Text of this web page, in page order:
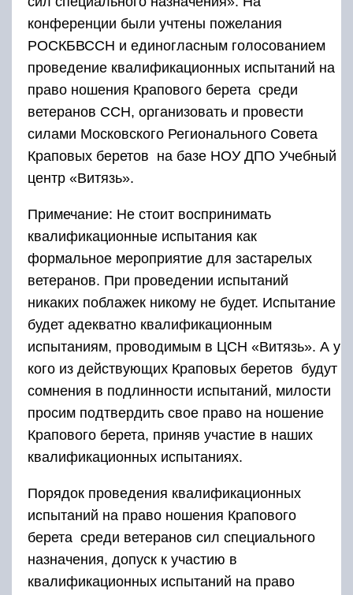
конференции были учтены пожелания
РОСКБВССН и единогласным голосованием
проведение квалификационных испытаний на
право ношения Крапового берета среди
ветеранов ССН, организовать и провести
силами Московского Регионального Совета
Краповых беретов на базе НОУ ДПО Учебный
центр «Витязь».
Примечание: Не стоит воспринимать
квалификационные испытания как
формальное мероприятие для застарелых
ветеранов. При проведении испытаний
никаких поблажек никому не будет. Испытание
будет адекватно квалификационным
испытаниям, проводимым в ЦСН «Витязь». А у
кого из действующих Краповых беретов будут
сомнения в подлинности испытаний, милости
просим подтвердить свое право на ношение
Крапового берета, приняв участие в наших
квалификационных испытаниях.
Порядок проведения квалификационных
испытаний на право ношения Крапового
берета среди ветеранов сил специального
назначения, допуск к участию в
квалификационных испытаний на право